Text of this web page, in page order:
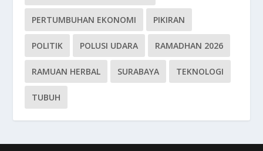
PERTUMBUHAN EKONOMI PIKIRAN
POLITIK POLUSI UDARA RAMADHAN 2026
RAMUAN HERBAL SURABAYA TEKNOLOGI
TUBUH